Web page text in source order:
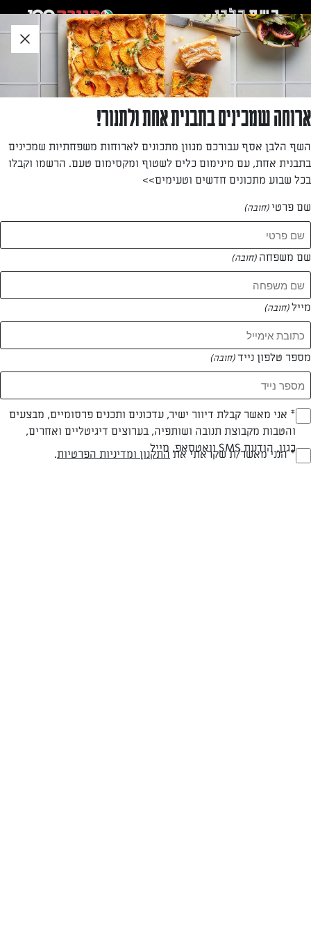
לאזור
תוכן
תחתון
שושי בוחניק
—
המתכונים של שושי בוחניק
1 מתכונים
ארוחה שמכינים בתבנית אחת ולתנור!
השף הלבן אסף עבורכם מגוון מתכונים לארוחות משפחתיות שמכינים
בתבנית אחת, עם מינימום כלים לשטוף ומקסימום טעם. הרשמו וקבלו
בכל שבוע מתכונים חדשים וטעימים>>
שם פרטי(חובה)
שם משפחה (חובה)
מייל(חובה)
מספר טלפון נייד(חובה)
(חובה)* אני מאשר קבלת דיוור ישיר, עדכונים ותכנים פרסומיים, מבצעים
והטבות מקבוצת תנובה ושותפיה, בערוצים דיגיטליים ואחרים,
כגון, הודעת SMS וואטסאפ, מייל(חובה)* הנני מאשר/ת שקראתי את התקנון ומדיניות הפרטיות.